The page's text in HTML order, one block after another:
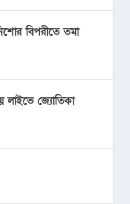
বিপরীতে তমা
লাইভে জ্যোতিকা